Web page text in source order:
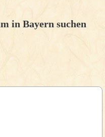
in Bayern suchen